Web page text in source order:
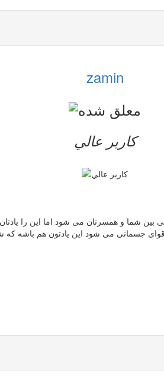
zamin
کاربر عالي
شما و همسرتان می شود اما این را
جسمانی می شود این یادتون هم باشه که